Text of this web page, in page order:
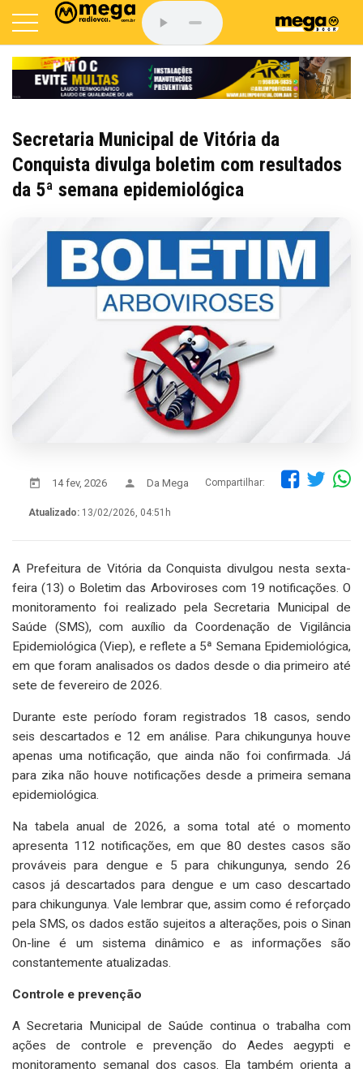
Secretaria Municipal de Vitória da
Conquista divulga boletim com resultados
da 5ª semana epidemiológica
14 fev, 2026 Da Mega Compartilhar:
Atualizado: 13/02/2026, 04:51h
A Prefeitura de Vitória da Conquista divulgou nesta sexta-
feira (13) o Boletim das Arboviroses com 19 notificações. O
monitoramento foi realizado pela Secretaria Municipal de
Saúde (SMS), com auxílio da Coordenação de Vigilância
Epidemiológica (Viep), e reflete a 5ª Semana Epidemiológica,
em que foram analisados os dados desde o dia primeiro até
sete de fevereiro de 2026.
Durante este período foram registrados 18 casos, sendo
seis descartados e 12 em análise. Para chikungunya houve
apenas uma notificação, que ainda não foi confirmada. Já
para zika não houve notificações desde a primeira semana
epidemiológica.
Na tabela anual de 2026, a soma total até o momento
apresenta 112 notificações, em que 80 destes casos são
prováveis para dengue e 5 para chikungunya, sendo 26
casos já descartados para dengue e um caso descartado
para chikungunya. Vale lembrar que, assim como é reforçado
pela SMS, os dados estão sujeitos a alterações, pois o Sinan
On-line é um sistema dinâmico e as informações são
constantemente atualizadas.
Controle e prevenção
A Secretaria Municipal de Saúde continua o trabalha com
ações de controle e prevenção do Aedes aegypti e
monitoramento semanal dos casos. Ela também orienta a